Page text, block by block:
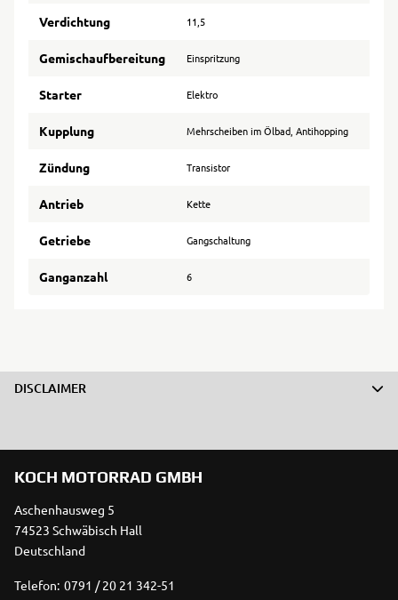
Verdichtung 11,5
Gemischaufbereitung Einspritzung
Starter Elektro
Kupplung Mehrscheiben im Ölbad, Antihopping
Zündung Transistor
Antrieb Kette
Getriebe Gangschaltung
Ganganzahl 6
DISCLAIMER
KOCH MOTORRAD GMBH
Aschenhausweg 5
74523 Schwäbisch Hall
Deutschland
Telefon: 0791 / 20 21 342-51